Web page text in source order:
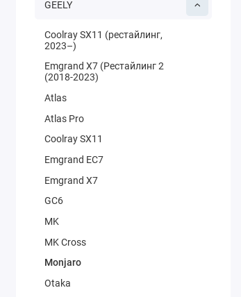
GEELY
Coolray SX11 (рестайлинг,
2023–)
Emgrand X7 (Рестайлинг 2
(2018-2023)
Atlas
Atlas Pro
Coolray SX11
Emgrand EC7
Emgrand X7
GC6
MK
MK Cross
Monjaro
Otaka